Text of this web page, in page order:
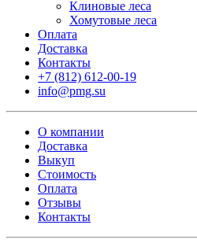
Клиновые леса
Хомутовые леса
Оплата
Доставка
Контакты
+7 (812) 612-00-19
info@pmg.su
О компании
Доставка
Выкуп
Стоимость
Оплата
Отзывы
Контакты